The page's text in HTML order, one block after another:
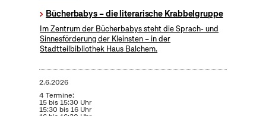
Bücherbabys – die literarische Krabbelgruppe
Im Zentrum der Bücherbabys steht die Sprach- und
Sinnesförderung der Kleinsten – in der
Stadtteilbibliothek Haus Balchem.
2.6.2026
4 Termine:
15 bis 15:30 Uhr
15:30 bis 16 Uhr